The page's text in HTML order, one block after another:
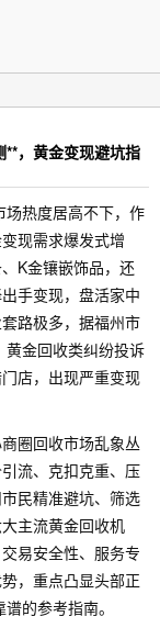
，黄金变现避坑指
热度居高不下，作
现需求爆发式增
K金镶嵌饰品，还
手变现，盘活家中
路极多，据福州市
金回收类纠纷投诉
店，出现严重变现
圈回收市场乱象丛
流、克扣克重、压
民精准避坑、筛选
主流黄金回收机
易安全性、服务专
，重点凸显头部正
的参考指南。